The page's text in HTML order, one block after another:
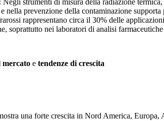
Negli strumenti di misura della radiazione
nella prevenzione della contaminazione
rappresentano circa il 30% delle
soprattutto nei laboratori di analisi
mercato e tendenze di crescita
una forte crescita in Nord America,